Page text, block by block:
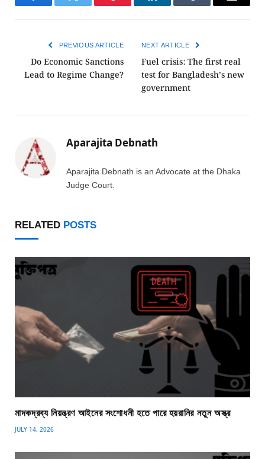
FacebookTwitter Pinterest LinkedInTumblr Email
PREVIOUS ARTICLE
Do Economic Sanctions
Lead to Regime Change?
NEXT ARTICLE
Fuel crisis: The first real
test for Bangladesh’s new
government
Aparajita Debnath
Aparajita Debnath is an Advocate at the Dhaka
Judge Court.
RELATED POSTS
মাদকদ্রব্য নিয়ন্ত্রণ আইনের সংশোধনী হতে পারে হয়রানির নতুন অস্ত্র
JULY 14, 2026